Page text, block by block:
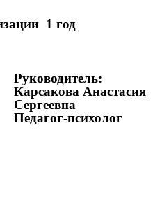
1 год
Руководитель:
Карсакова Анастасия
Сергеевна
Педагог-психолог